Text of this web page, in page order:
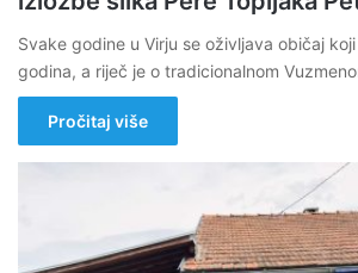
Svake godine u Virju se oživljava običaj
godina, a riječ je o tradicionalnom
Pročitaj više